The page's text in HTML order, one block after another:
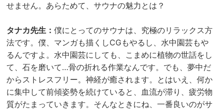
せません。あらためて、サウナの魅力とは？
タナカ先生：僕にとってのサウナは、究極のリラックス方
法です。僕、マンガも描くしCGもやるし、水中園芸もや
るんですよ。水中園芸にしても、こまめに植物の世話をし
て、石を磨いて…骨の折れる作業なんです。でも、夢中だ
からストレスフリー。神経が癒されます。とはいえ、何か
に集中して前傾姿勢を続けていると、血流が滞り、疲労物
質がたまっていきます。そんなときにね、一番良いのがサ